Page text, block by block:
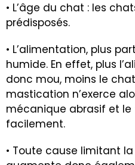
• L’âge du chat : les
prédisposés.
• L’alimentation, plus
humide. En effet, plus
donc mou, moins le
mastication n’exerce
mécanique abrasif et le
facilement.
• Toute cause limitant